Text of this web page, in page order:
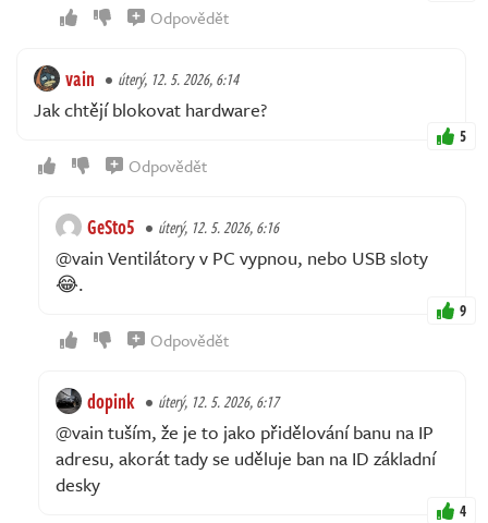
Odpovědět
vain úterý, 12. 5. 2026, 6:14
Jak chtějí blokovat hardware?
5
Odpovědět
GeSto5 úterý, 12. 5. 2026, 6:16
@vain Ventilátory v PC vypnou, nebo USB sloty
😂.
9
Odpovědět
dopink úterý, 12. 5. 2026, 6:17
@vain tuším, že je to jako přidělování banu na IP
adresu, akorát tady se uděluje ban na ID základní
desky
4